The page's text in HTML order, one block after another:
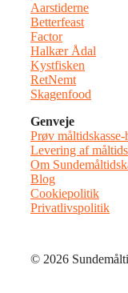
Aarstiderne
Betterfeast
Factor
Halkær Ådal
Kystfisken
RetNemt
Skagenfood
Genveje
Prøv
Levering af
Om
Blog
Cookiepolitik
Privatlivspolitik
© 2026